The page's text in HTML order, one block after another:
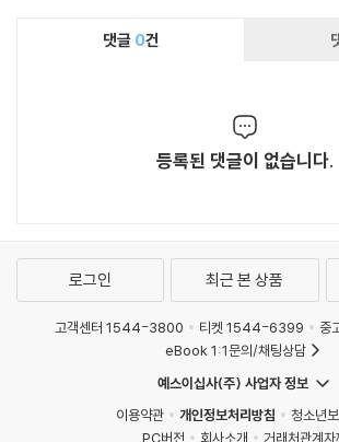
댓글 0건
등록된 댓글이 없습니다.
로그인 최근 본 상품
고객센터 1544-3800 티켓 1544-6399
중
eBook 1:1문의/채팅상담
예스이십사(주) 사업자 정보
이용약관
개인정보처리방침
청소년
PC버전
회사소개 거래처관계자